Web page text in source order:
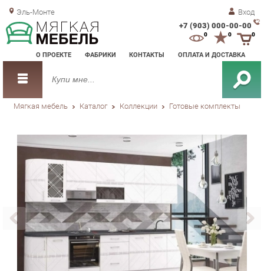
Эль-Монте Вход
+7 (903) 000-00-00
О ПРОЕКТЕ ФАБРИКИ КОНТАКТЫ ОПЛАТА И ДОСТАВКА
0 0
Мягкая мебель Каталог Коллекции Готовые комплекты